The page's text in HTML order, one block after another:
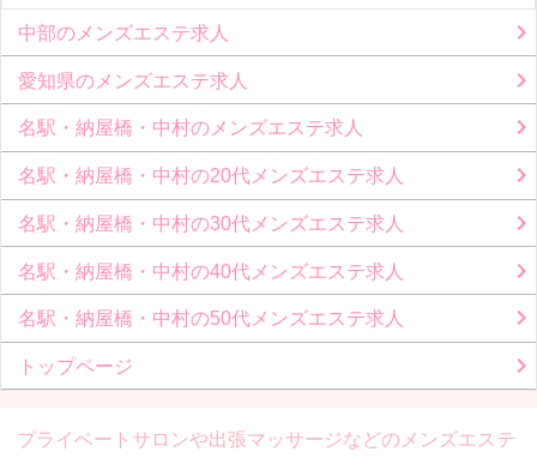
中部のメンズエステ求人
愛知県のメンズエステ求人
名駅・納屋橋・中村のメンズエステ求人
名駅・納屋橋・中村の20代メンズエステ求人
名駅・納屋橋・中村の30代メンズエステ求人
名駅・納屋橋・中村の40代メンズエステ求人
名駅・納屋橋・中村の50代メンズエステ求人
トップページ
プライベートサロンや出張マッサージなどの メンズエステ